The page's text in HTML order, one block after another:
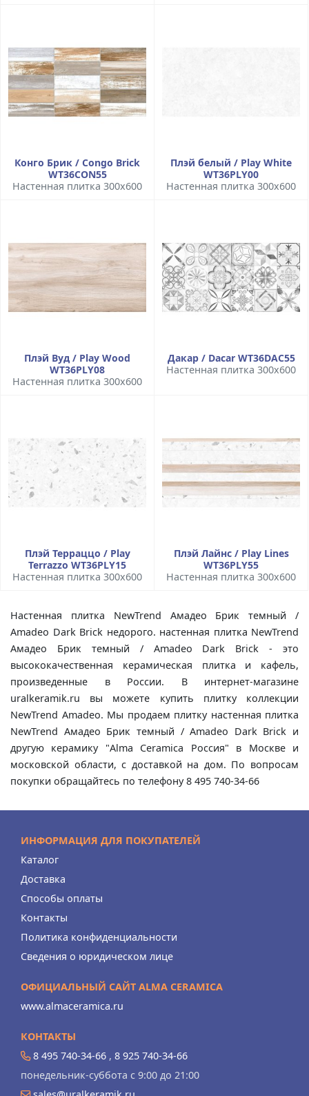
Конго Брик / Congo Brick
WT36CON55
Настенная плитка 300x600
Плэй белый / Play White
WT36PLY00
Настенная плитка 300x600
Плэй Вуд / Play Wood
WT36PLY08
Настенная плитка 300x600
Дакар / Dacar WT36DAC55
Настенная плитка 300x600
Плэй Терраццо / Play
Terrazzo WT36PLY15
Настенная плитка 300x600
Плэй Лайнс / Play Lines
WT36PLY55
Настенная плитка 300x600
Настенная плитка NewTrend Амадео Брик темный /
Amadeo Dark Brick недорого. настенная плитка NewTrend
Амадео Брик темный / Amadeo Dark Brick - это
высококачественная керамическая плитка и кафель,
произведенные в России. В интернет-магазине
uralkeramik.ru вы можете купить плитку коллекции
NewTrend Amadeo. Мы продаем плитку настенная плитка
NewTrend Амадео Брик темный / Amadeo Dark Brick и
другую керамику "Alma Ceramica Россия" в Москве и
московской области, с доставкой на дом. По вопросам
покупки обращайтесь по телефону 8 495 740-34-66
ИНФОРМАЦИЯ ДЛЯ ПОКУПАТЕЛЕЙ
Каталог
Доставка
Способы оплаты
Контакты
Политика конфиденциальности
Сведения о юридическом лице
ОФИЦИАЛЬНЫЙ САЙТ ALMA CERAMICA
www.almaceramica.ru
КОНТАКТЫ
8 495 740-34-66 , 8 925 740-34-66
понедельник-суббота с 9:00 до 21:00